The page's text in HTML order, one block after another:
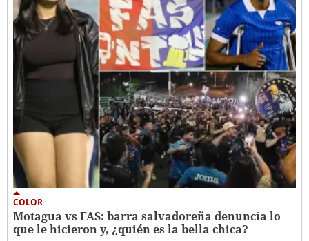
COLOR
Motagua vs FAS: barra salvadoreña denuncia lo
que le hicieron y, ¿quién es la bella chica?